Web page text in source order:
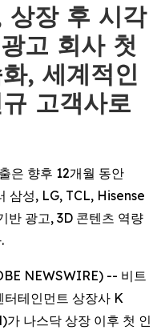
장 후 시각
고 회사 첫
, 세계적인
고객사로
은 향후 12개월 동안
삼성, LG, TCL, Hisense
반 광고, 3D 콘텐츠 역량
NEWSWIRE) -- 비트
테인먼트 상장사 K
나스닥 상장 이후 첫 인